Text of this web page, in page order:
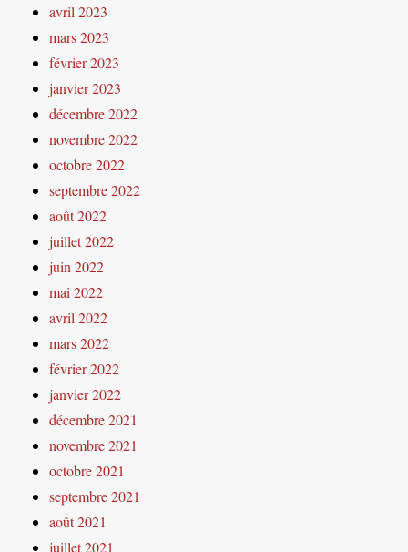
avril 2023
mars 2023
février 2023
janvier 2023
décembre 2022
novembre 2022
octobre 2022
septembre 2022
août 2022
juillet 2022
juin 2022
mai 2022
avril 2022
mars 2022
février 2022
janvier 2022
décembre 2021
novembre 2021
octobre 2021
septembre 2021
août 2021
juillet 2021